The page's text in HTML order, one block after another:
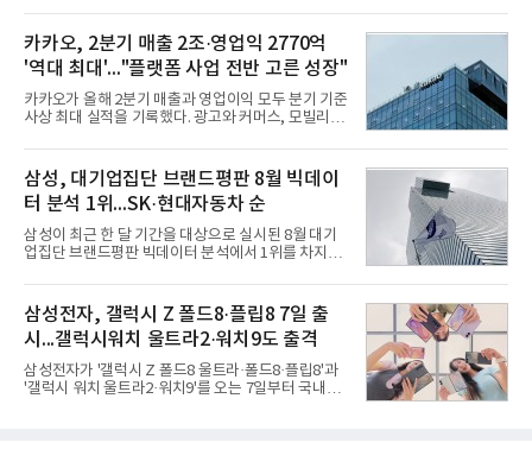
김승연, 이재현, 강호동, 김범수, 양종
용도가 떨어지는 재래식 무기를 새롭게 활용하는 방
안이 강구됐다. 또 핵심 구성품 국산화를 통해 수출상
의 제약을 해소하고자 노력했다. 이러한 LIG넥스원의
신기술 개발 성과가 집약된 무기체계가 바로 휴대용
지대공 유도무기 ‘신궁’이다.신궁은 이미 2009년 수
출을 위한 개량형 멀티런처 개발을 완료함으로써 기
능 다양화와 계열화 가능성을 선보인 바 있었다. 이번
부터 진행됐
카카오, 2분기 매출 2조·영업익 2770억
'역대 최대'..."플랫폼 사업 전반 고른 성장"
카카오가 올해 2분기 매출과 영업이익 모두 분기 기준
사상 최대 실적을 기록했다. 광고와 커머스, 모빌리
인했다.카카오는 6일 연결 기준 올해 2분기 매출 2조
985억원, 영업이익 2770억원을 기록했다고 밝혔다.
전년 동기 대비 매출은 9%, 영업이익은 36% 늘어난
수치다. 전년 동기 실적과 증가율은 카카오게임즈와
카카오헬스케어 관련 손익을 중단영업손익으로 반영
한 기준으로 산출됐다. 지난해 2분기 매출은 1조9175
억원, 영업이익은 2039억원이었다.플랫폼 부문 매출
매출은 6432억원
삼성, 대기업집단 브랜드평판 8월 빅데이
터 분석 1위...SK·현대자동차 순
삼성이 최근 한 달 기간을 대상으로 실시된 8월 대기
업집단 브랜드평판 빅데이터 분석에서 1위를 차지했
판연구소(소장 구창환)는 66개 대기업집단 브랜드를
대상으로 지난 7월 6일부터 8월 6일까지 수집된 소비
자 빅데이터 110,494,413건을 분석한 결과, 삼성이
브랜드평판지수 15,185,511을 기록하며 8월 1위에
올랐다고 밝혔다. 분석에 활용된 빅데이터는 지난 7월
(198,188,813건) 대비 44.25% 감소한 수치다.연구소
에 따르면 8월 대기업집단 브랜드평판 30위 순위는
삼성전자, 갤럭시 Z 폴드8·플립8 7일 출
시...갤럭시워치 울트라2·워치9도 출격
삼성전자가 '갤럭시 Z 폴드8 울트라·폴드8·플립8'과
'갤럭시 워치 울트라2·워치9'를 오는 7일부터 국내에